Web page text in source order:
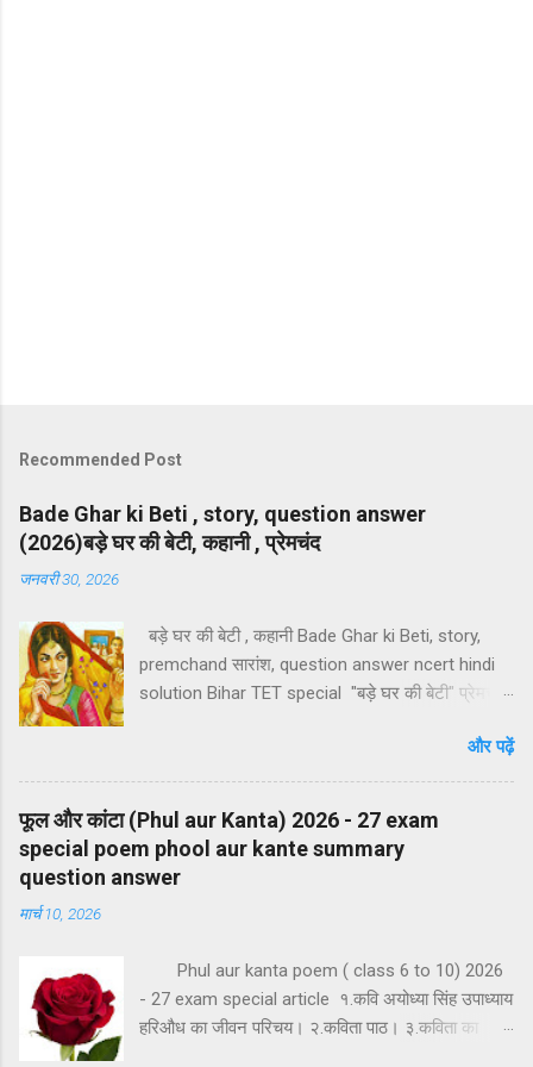
Recommended Post
Bade Ghar ki Beti , story, question answer
(2026)बड़े घर की बेटी, कहानी , प्रेमचंद
जनवरी 30, 2026
बड़े घर की बेटी , कहानी Bade Ghar ki Beti, story,
premchand सारांश, question answer ncert hindi
solution Bihar TET special "बड़े घर की बेटी" प्रेमचंद
सर्वप्रथम 1910 ई में जमाना नामक पत्रिका में प्रकाशित हुई
थी । परन्तु इस कहानी की प्रासंगिकता आज और बढ़ गई है,
क्योंकि संयुक्त परिवार का विघटन दिन पर दिन बढता जा रहा
है। इस कहानी में प्रेमचंद ने उच्च वर्ग की पारिवारिक,
सामाजिक और आर्थिक स्थितियों और मूल्यों का यथार्थ चित्रण
ममता, सहिष्णुता और संयुक्त परिवार के प्रति मोह हो। यहां
हमने बड़े घर की बेटी कहानी का सारांश, कहानी का उद्देश्य,
प्रमुख पात्रों का चरित्र चित्रण, शीर्षक की सार्थकता और
और पढ़ें
फूल और कांटा (Phul aur Kanta) 2026 - 27 exam
special poem phool aur kante summary
question answer
मार्च 10, 2026
Phul aur kanta poem ( class 6 to 10) 2026
- 27 exam special article १.कवि अयोध्या सिंह उपाध्याय
हरिऔध का जीवन परिचय। २.कविता पाठ। ३.कविता का